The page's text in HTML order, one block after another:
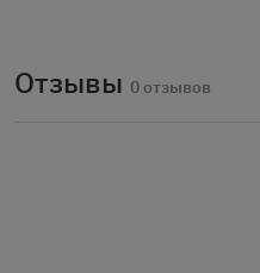
Отзывы 0 отзывов